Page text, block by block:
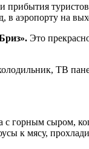
прибытия
в аэропорту на
Это
ТВ
с горным сыром,
к мясу,